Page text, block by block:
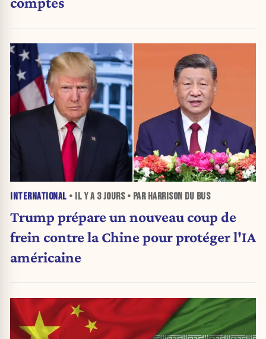
INTERNATIONAL • IL Y A 3 JOURS• PAR HARRISON DU BUS
Trump prépare un nouveau coup de
frein contre la Chine pour protéger l'IA
américaine